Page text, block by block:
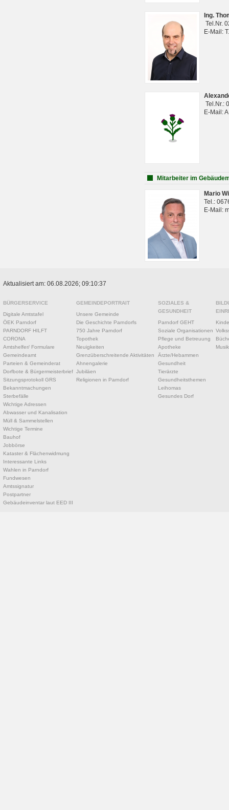
Ing.
Tel.Nr.
E-Mail:
Tel.Nr.:
E-Mail:
Mitarbeiter im
Mario
Tel.:
E-Mail:
Aktualisiert am: 06.08.2026; 09:10:37
BÜRGERSERVICE
Digitale Amtstafel
ÖEK Parndorf
PARNDORF HILFT
CORONA
Amtshelfer/ Formulare
Gemeindeamt
Parteien & Gemeinderat
Dorfbote & Bürgermeisterbrief
Sitzungsprotokoll GRS
Bekanntmachungen
Sterbefälle
Wichtige Adressen
Abwasser und Kanalisation
Müll & Sammelstellen
Wichtige Termine
Bauhof
Jobbörse
Kataster & Flächenwidmung
Interessante Links
Wahlen in Parndorf
Fundwesen
Amtssignatur
Postpartner
Gebäudeinventar laut EED III
GEMEINDEPORTRAIT
Unsere Gemeinde
Die Geschichte Parndorfs
750 Jahre Parndorf
Topothek
Neuigkeiten
Grenzüberschreitende Aktivitäten
Ahnengalerie
Jubiläen
Religionen in Parndorf
SOZIALES &
GESUNDHEIT
Parndorf GEHT
Soziale Organisationen
Pflege und Betreuung
Apotheke
Ärzte/Hebammen
Gesundheit
Tierärzte
Gesundheitsthemen
Leihomas
Gesundes Dorf